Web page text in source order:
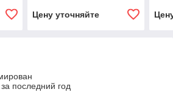
Цену уточняйте
последний год